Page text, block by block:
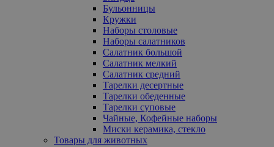
Бульонницы
Кружки
Наборы столовые
Наборы салатников
Салатник большой
Салатник мелкий
Салатник средний
Тарелки десертные
Тарелки обеденные
Тарелки суповые
Чайные, Кофейные наборы
Миски керамика, стекло
Товары для животных